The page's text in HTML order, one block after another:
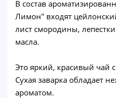
В состав
Лимон" входят
лист смородины,
масла.
Это яркий, красивый чай
Сухая заварка обладает
ароматом.